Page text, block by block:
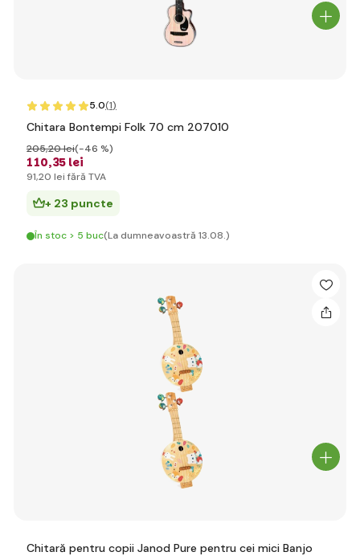
5.0(1)
Chitara Bontempi Folk 70 cm 207010
110,35 lei
205,20 lei(-46 %)
91,20 lei fără TVA
+ 23 puncte
În stoc > 5 buc(La dumneavoastră 13.08.)
Chitară pentru copii Janod Pure pentru cei mici Banjo